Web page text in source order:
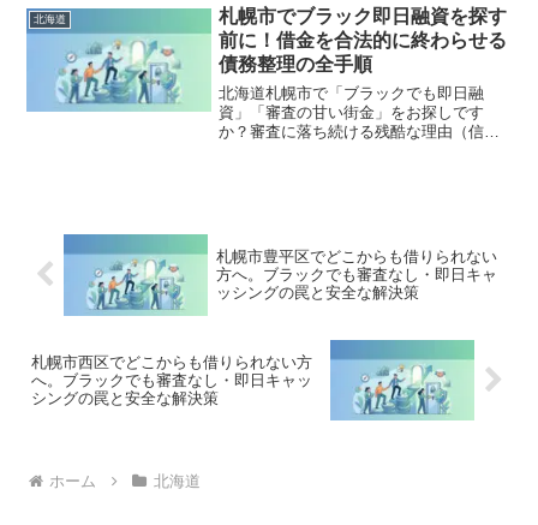
町で違法業者を避け、借金地獄から抜け
出した方々の実体験と確実な解決策を完
全公開。
北海道
札幌市でブラック即日融資を探す
前に！借金を合法的に終わらせる
債務整理の全手順
北海道札幌市で「ブラックでも即日融
資」「審査の甘い街金」をお探しです
か？審査に落ち続ける残酷な理由（信用
促を止める無料相談窓口をご案内しま
す。
札幌市豊平区でどこからも借りられない
方へ。ブラックでも審査なし・即日キャ
ッシングの罠と安全な解決策
札幌市西区でどこからも借りられない方
へ。ブラックでも審査なし・即日キャッ
シングの罠と安全な解決策
ホーム 北海道